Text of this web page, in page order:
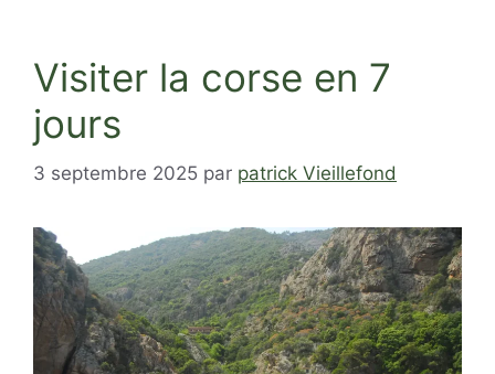
Visiter la corse en 7
jours
3 septembre 2025 par patrick Vieillefond